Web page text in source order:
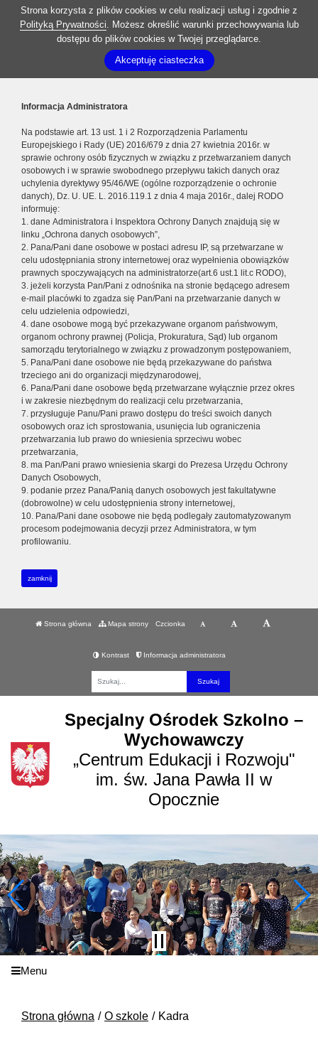
Strona korzysta z plików cookies w celu realizacji usług i zgodnie z
Polityką Prywatności. Możesz określić warunki przechowywania lub
dostępu do plików cookies w Twojej przeglądarce.
Akceptuję ciasteczka
Informacja Administratora
Na podstawie art. 13 ust. 1 i 2 Rozporządzenia Parlamentu
Europejskiego i Rady (UE) 2016/679 z dnia 27 kwietnia 2016r. w
sprawie ochrony osób fizycznych w związku z przetwarzaniem danych
osobowych i w sprawie swobodnego przepływu takich danych oraz
uchylenia dyrektywy 95/46/WE (ogólne rozporządzenie o ochronie
danych), Dz. U. UE. L. 2016.119.1 z dnia 4 maja 2016r., dalej RODO
informuję:
1. dane Administratora i Inspektora Ochrony Danych znajdują się w
linku „Ochrona danych osobowych”,
2. Pana/Pani dane osobowe w postaci adresu IP, są przetwarzane w
celu udostępniania strony internetowej oraz wypełnienia obowiązków
prawnych spoczywających na administratorze(art.6 ust.1 lit.c RODO),
3. jeżeli korzysta Pan/Pani z odnośnika na stronie będącego adresem
e-mail placówki to zgadza się Pan/Pani na przetwarzanie danych w
celu udzielenia odpowiedzi,
4. dane osobowe mogą być przekazywane organom państwowym,
organom ochrony prawnej (Policja, Prokuratura, Sąd) lub organom
samorządu terytorialnego w związku z prowadzonym postępowaniem,
5. Pana/Pani dane osobowe nie będą przekazywane do państwa
trzeciego ani do organizacji międzynarodowej,
6. Pana/Pani dane osobowe będą przetwarzane wyłącznie przez okres
i w zakresie niezbędnym do realizacji celu przetwarzania,
7. przysługuje Panu/Pani prawo dostępu do treści swoich danych
osobowych oraz ich sprostowania, usunięcia lub ograniczenia
przetwarzania lub prawo do wniesienia sprzeciwu wobec
przetwarzania,
8. ma Pan/Pani prawo wniesienia skargi do Prezesa Urzędu Ochrony
Danych Osobowych,
9. podanie przez Pana/Panią danych osobowych jest fakultatywne
(dobrowolne) w celu udostępnienia strony internetowej,
10. Pana/Pani dane osobowe nie będą podlegały zautomatyzowanym
procesom podejmowania decyzji przez Administratora, w tym
profilowaniu.
zamknij
Strona główna Mapa strony Czcionka
Kontrast Informacja administratora
Specjalny Ośrodek Szkolno –
Wychowawczy
„Centrum Edukacji i Rozwoju"
im. św. Jana Pawła II w
Opocznie
Menu
Strona główna O szkole Kadra